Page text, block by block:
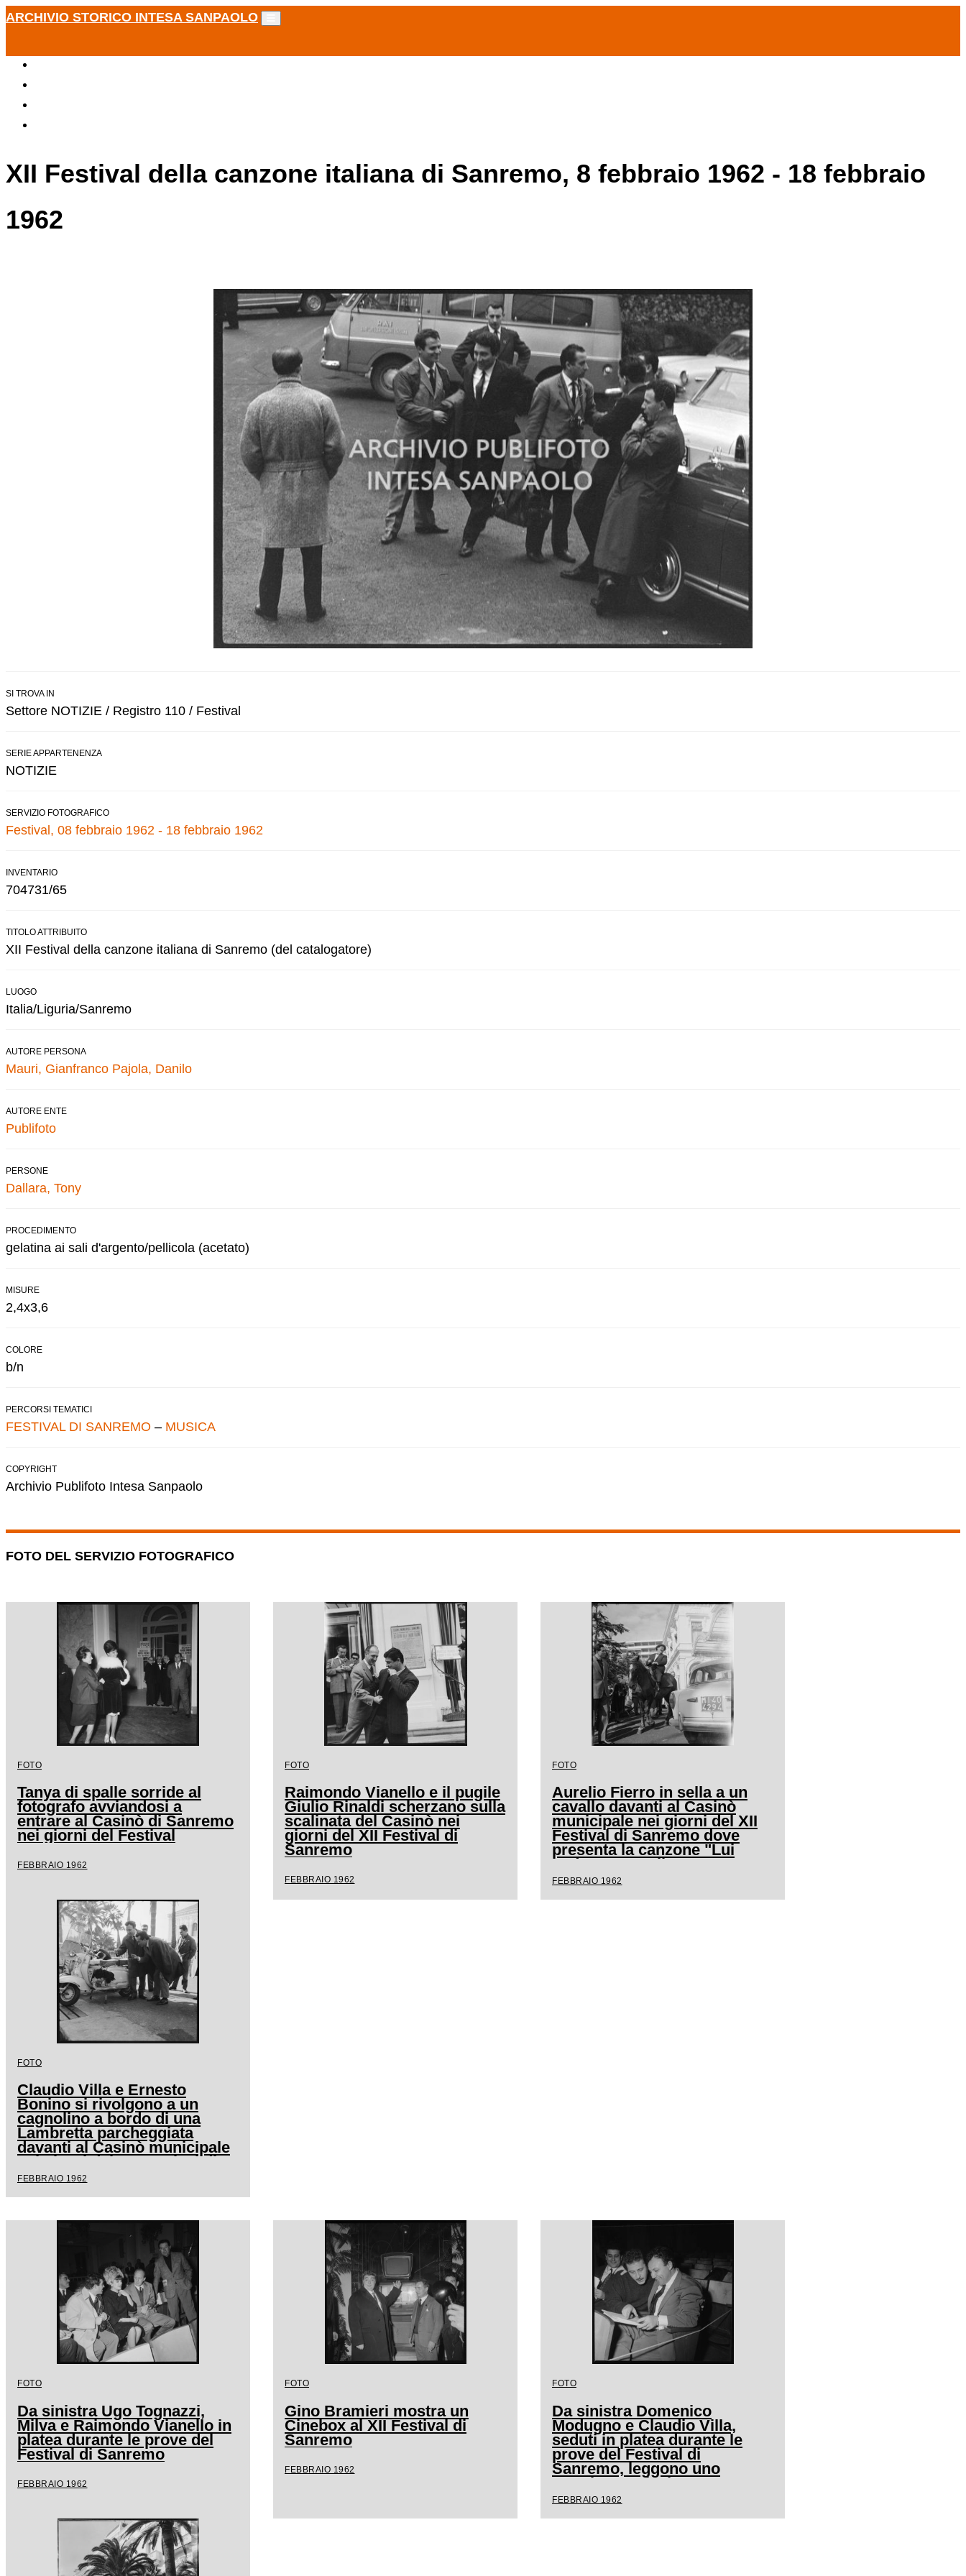
ARCHIVIO STORICO INTESA SANPAOLO
XII Festival della canzone italiana di Sanremo, 8 febbraio 1962 - 18 febbraio
1962
SI TROVA IN
Settore NOTIZIE / Registro 110 / Festival
SERIE APPARTENENZA
NOTIZIE
SERVIZIO FOTOGRAFICO
Festival, 08 febbraio 1962 - 18 febbraio 1962
INVENTARIO
704731/65
TITOLO ATTRIBUITO
XII Festival della canzone italiana di Sanremo (del catalogatore)
LUOGO
Italia/Liguria/Sanremo
AUTORE PERSONA
Mauri, Gianfranco Pajola, Danilo
AUTORE ENTE
Publifoto
PERSONE
Dallara, Tony
PROCEDIMENTO
gelatina ai sali d'argento/pellicola (acetato)
MISURE
2,4x3,6
COLORE
b/n
PERCORSI TEMATICI
FESTIVAL DI SANREMO – MUSICA
COPYRIGHT
Archivio Publifoto Intesa Sanpaolo
FOTO DEL SERVIZIO FOTOGRAFICO
FOTO
Tanya di spalle sorride al
fotografo avviandosi a
entrare al Casinò di Sanremo
nei giorni del Festival
FEBBRAIO 1962
FOTO
Raimondo Vianello e il pugile
Giulio Rinaldi scherzano sulla
scalinata del Casinò nei
giorni del XII Festival di
Sanremo
FEBBRAIO 1962
FOTO
Aurelio Fierro in sella a un
cavallo davanti al Casinò
municipale nei giorni del XII
Festival di Sanremo dove
presenta la canzone "Lui
andava a cavallo"
FEBBRAIO 1962
FOTO
Claudio Villa e Ernesto
Bonino si rivolgono a un
cagnolino a bordo di una
Lambretta parcheggiata
davanti al Casinò municipale
nei giorni del XII Festival di
Sanremo
FEBBRAIO 1962
FOTO
Da sinistra Ugo Tognazzi,
Milva e Raimondo Vianello in
platea durante le prove del
Festival di Sanremo
FEBBRAIO 1962
FOTO
Gino Bramieri mostra un
Cinebox al XII Festival di
Sanremo
FEBBRAIO 1962
FOTO
Da sinistra Domenico
Modugno e Claudio Villa,
seduti in platea durante le
prove del Festival di
Sanremo, leggono uno
spartito musicale
FEBBRAIO 1962